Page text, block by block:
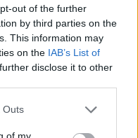
out of the further
by third parties on the
This information may
on the IAB’s List of
disclose it to other
Outs
of my
(vieta, komanda,
santykis):